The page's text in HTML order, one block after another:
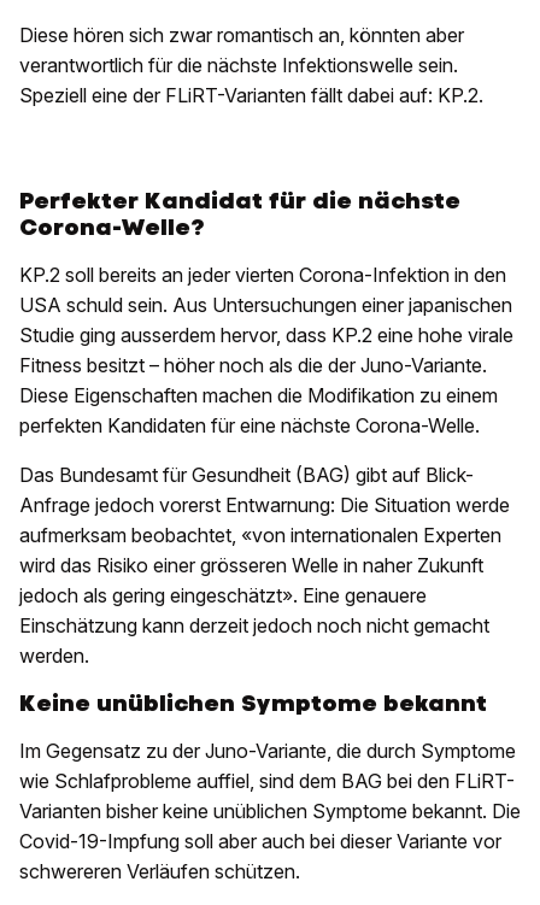
Diese hören sich zwar romantisch an, könnten aber
verantwortlich für die nächste Infektionswelle sein.
Speziell eine der FLiRT-Varianten fällt dabei auf: KP.2.
Perfekter Kandidat für die nächste
Corona-Welle?
KP.2 soll bereits an jeder vierten Corona-Infektion in den
USA schuld sein. Aus Untersuchungen einer japanischen
Studie ging ausserdem hervor, dass KP.2 eine hohe virale
Fitness besitzt – höher noch als die der Juno-Variante.
Diese Eigenschaften machen die Modifikation zu einem
perfekten Kandidaten für eine nächste Corona-Welle.
Das Bundesamt für Gesundheit (BAG) gibt auf Blick-
Anfrage jedoch vorerst Entwarnung: Die Situation werde
aufmerksam beobachtet, «von internationalen Experten
wird das Risiko einer grösseren Welle in naher Zukunft
jedoch als gering eingeschätzt». Eine genauere
Einschätzung kann derzeit jedoch noch nicht gemacht
werden.
Keine unüblichen Symptome bekannt
Im Gegensatz zu der Juno-Variante, die durch Symptome
wie Schlafprobleme auffiel, sind dem BAG bei den FLiRT-
Varianten bisher keine unüblichen Symptome bekannt. Die
Covid-19-Impfung soll aber auch bei dieser Variante vor
schwereren Verläufen schützen.